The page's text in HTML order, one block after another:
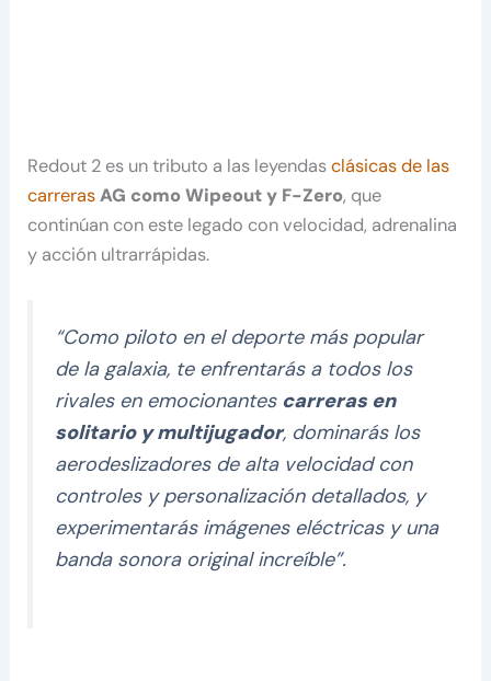
Redout 2 es un tributo a las leyendasclásicas de las
carreras AG como Wipeout y F-Zero, que
continúan con este legado con velocidad, adrenalina
y acción ultrarrápidas.
“Como piloto en el deporte más popular
de la galaxia, te enfrentarás a todos los
rivales en emocionantes carreras en
solitario y multijugador, dominarás los
aerodeslizadores de alta velocidad con
controles y personalización detallados, y
experimentarás imágenes eléctricas y una
banda sonora original increíble”.